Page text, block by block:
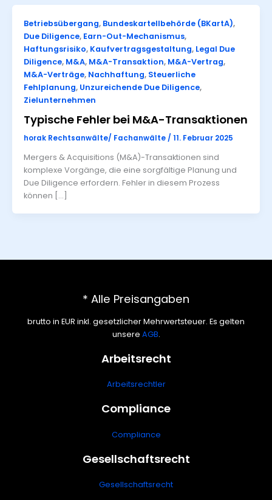
Betriebsübergang, Bundeskartellbehörde (BKartA),
Due Diligence, Earn-Out-Mechanismus,
Haftungsrisiko, Kaufvertragsgestaltung, Legal Due
Diligence, M&A, M&A-Transaktion, M&A-Vertrag,
M&A-Verträge, Nachhaftung, Steuerliche
Fehlplanung, Unzureichende Due Diligence,
Zielunternehmen
Typische Fehler bei M&A-Transaktionen
horak Rechtsanwälte/ Fachanwälte / 11. Februar 2025
Mergers & Acquisitions (M&A)-Transaktionen sind
komplexe Vorgänge, die eine sorgfältige Planung und
Due Diligence erfordern. Fehler in diesem Prozess
können […]
* Alle Preisangaben
brutto in EUR inkl. gesetzlicher Mehrwertsteuer. Es gelten
unsere AGB.
Arbeitsrecht
Arbeitsrechtler
Compliance
Compliance
Gesellschaftsrecht
Gesellschaftsrecht